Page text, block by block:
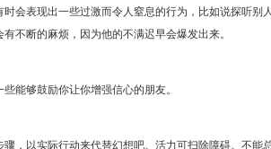
会表现出一些过激而令人窒息的行为，比如说探听
不断的麻烦，因为他的不满迟早会爆发出来。
能够鼓励你让你增强信心的朋友。
，以实际行动来代替幻想吧。活力可扫除障碍。不